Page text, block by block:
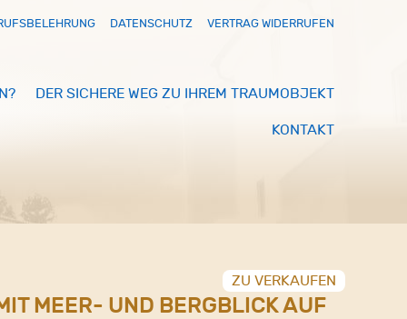
DATENSCHUTZ VERTRAG WIDERRUFEN
DER SICHERE WEG ZU IHREM TRAUMOBJEKT
KONTAKT
ZU VERKAUFEN
MEER- UND BERGBLICK AUF